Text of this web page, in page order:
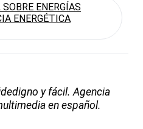
ENERGÍAS
ENERGÉTICA
y fácil. Agencia
en español.